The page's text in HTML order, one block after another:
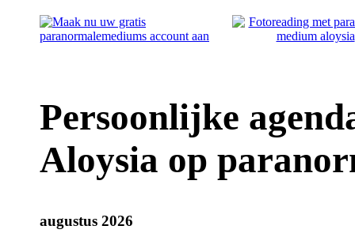
Persoonlijke
Aloysia op
augustus 2026